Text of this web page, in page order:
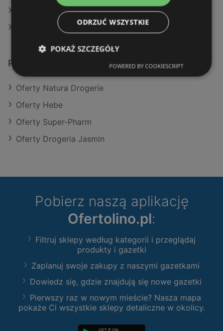
Aktualne gazetki Natura Drogerie
Sklepy Rossmann w Międzyzdroje
Podobne sklepy detaliczne
Oferty Natura Drogerie
Oferty Hebe
Oferty Super-Pharm
Oferty Drogeria Jasmin
Pobierz naszą aplikację
Ofertolino.pl:
Filtruj sklepy według kategorii i przeglądaj
produkty i gazetki
Zaplanuj swoje zakupy z naszymi gazetkami
Dowiedz się, gdzie znajdują się nowe gazetki
Pierwszy raz w nowym mieście? Nasza mapa
pokaże Ci wszystkie sklepy detaliczne w okolicy.
ODRZUĆ WSZYSTKIE
POKAŻ SZCZEGÓŁY
POWERED BY COOKIESCRIPT